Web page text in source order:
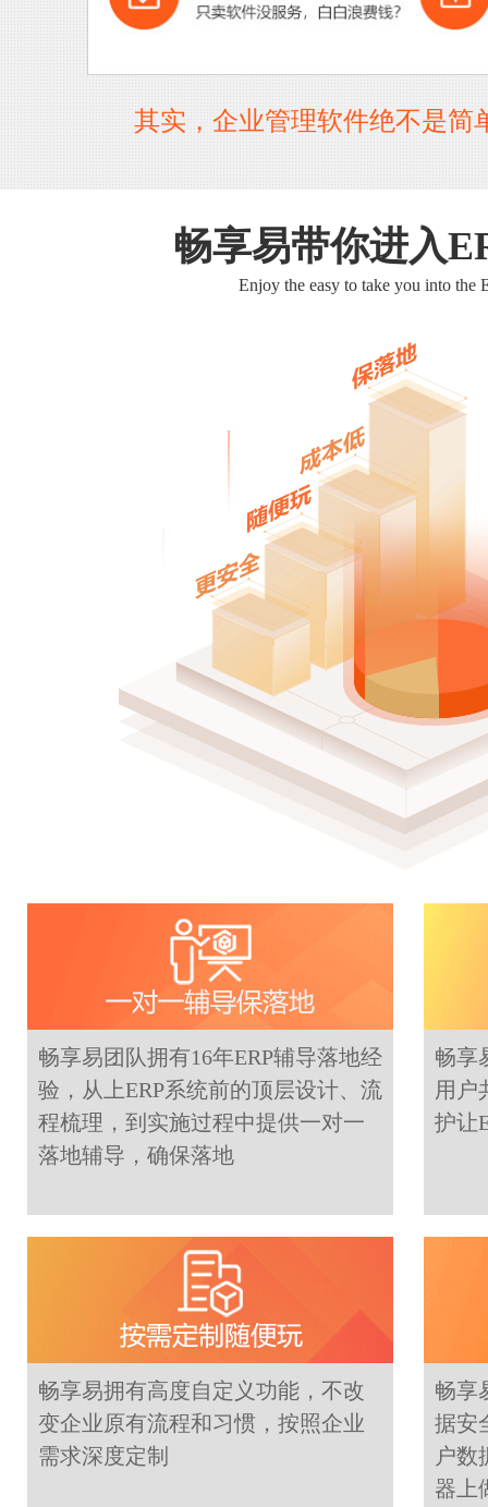
其实，企业管理软件绝不是
畅享易带你进入
Enjoy the easy to take you into the
畅享易团队拥有16年ERP辅导落地经
验，从上ERP系统前的顶层设计、流
程梳理，到实施过程中提供一对一
落地辅导，确保落地
畅享
用户
护让
畅享易拥有高度自定义功能，不改
变企业原有流程和习惯，按照企业
需求深度定制
畅享
据安
户数
器上